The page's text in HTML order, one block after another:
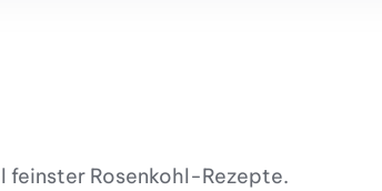
feinster Rosenkohl-Rezepte.